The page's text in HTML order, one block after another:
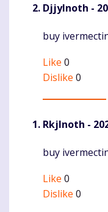
DjjyInoth -
Komentaras
buy
Like 0
Dislike 0
RkjInoth -
Komentaras
buy
Like 0
Dislike 0